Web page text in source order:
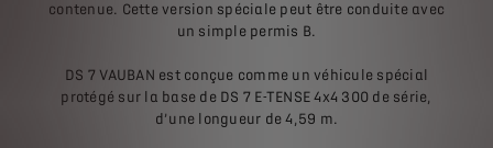
contenue. Cette version spéciale peut être conduite avec
un simple permis B.
DS 7 VAUBAN est conçue comme un véhicule spécial
protégé sur la base de DS 7 E-TENSE 4x4 300 de série,
d’une longueur de 4,59 m.